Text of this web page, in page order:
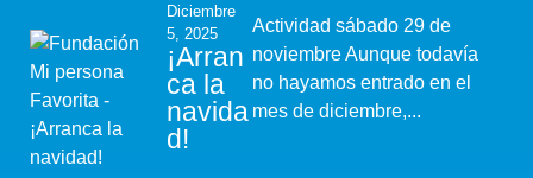
Diciembre
5, 2025
¡Arran
ca la
navida
d!
Actividad sábado 29 de
noviembre Aunque todavía
no hayamos entrado en el
mes de diciembre,...